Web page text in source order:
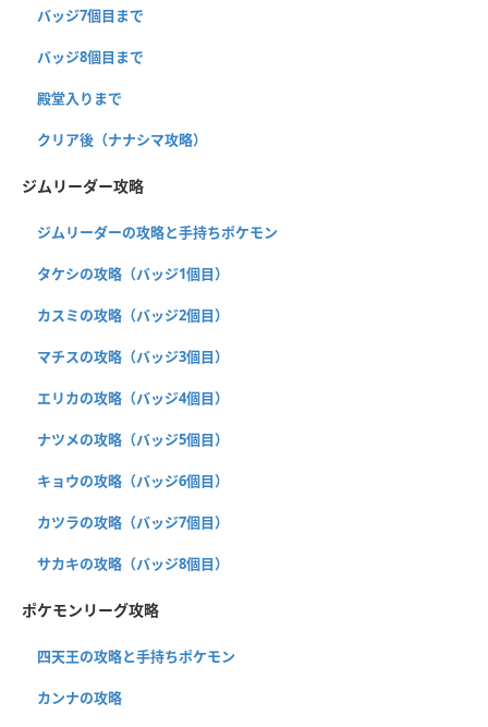
バッジ7個目まで
バッジ8個目まで
殿堂入りまで
クリア後（ナナシマ攻略）
ジムリーダー攻略
ジムリーダーの攻略と手持ちポケモン
タケシの攻略（バッジ1個目）
カスミの攻略（バッジ2個目）
マチスの攻略（バッジ3個目）
エリカの攻略（バッジ4個目）
ナツメの攻略（バッジ5個目）
キョウの攻略（バッジ6個目）
カツラの攻略（バッジ7個目）
サカキの攻略（バッジ8個目）
ポケモンリーグ攻略
四天王の攻略と手持ちポケモン
カンナの攻略